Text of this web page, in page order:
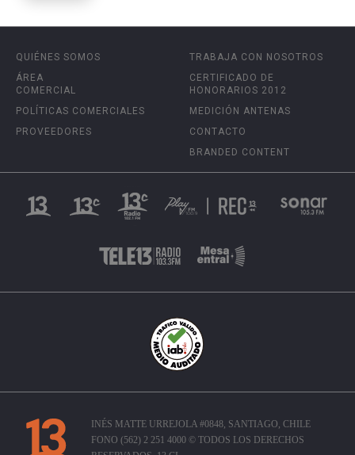
QUIÉNES SOMOS
ÁREA
COMERCIAL
POLÍTICAS COMERCIALES
PROVEEDORES
TRABAJA CON NOSOTROS
CERTIFICADO DE
HONORARIOS 2012
MEDICIÓN ANTENAS
CONTACTO
BRANDED CONTENT
INÉS MATTE URREJOLA #0848, SANTIAGO, CHILE
FONO (562) 2 251 4000 © TODOS LOS DERECHOS